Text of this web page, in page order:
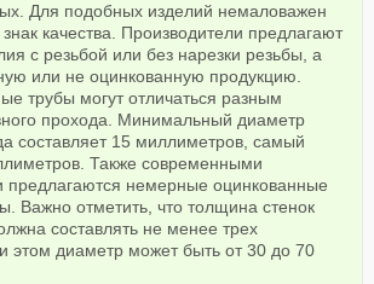
Для подобных изделий немаловажен
качества. Производители предлагают
с резьбой или без нарезки резьбы, а
или не оцинкованную продукцию.
трубы могут отличаться разным
прохода. Минимальный диаметр
составляет 15 миллиметров, самый
Также современными
предлагаются немерные оцинкованные
Важно отметить, что толщина стенок
составлять не менее трех
этом диаметр может быть от 30 до 70